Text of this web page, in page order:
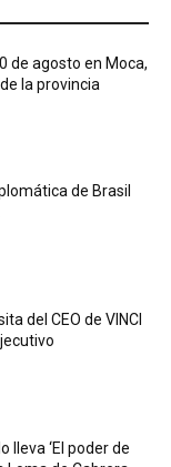
de agosto en Moca,
la provincia
de Brasil
del CEO de VINCI
lleva ‘El poder de